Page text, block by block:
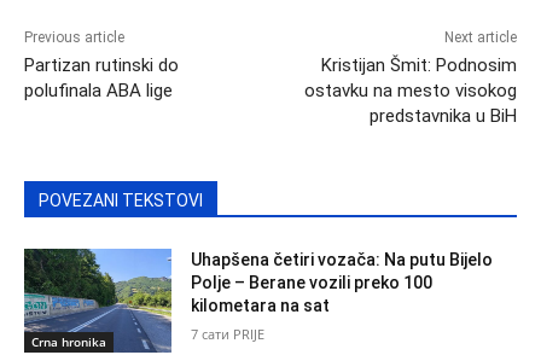
Previous article
Partizan rutinski do
polufinala ABA lige
Next article
Kristijan Šmit: Podnosim
ostavku na mesto visokog
predstavnika u BiH
POVEZANI TEKSTOVI
Crna hronika
Uhapšena četiri vozača: Na putu Bijelo
Polje – Berane vozili preko 100
kilometara na sat
7 сати PRIJE